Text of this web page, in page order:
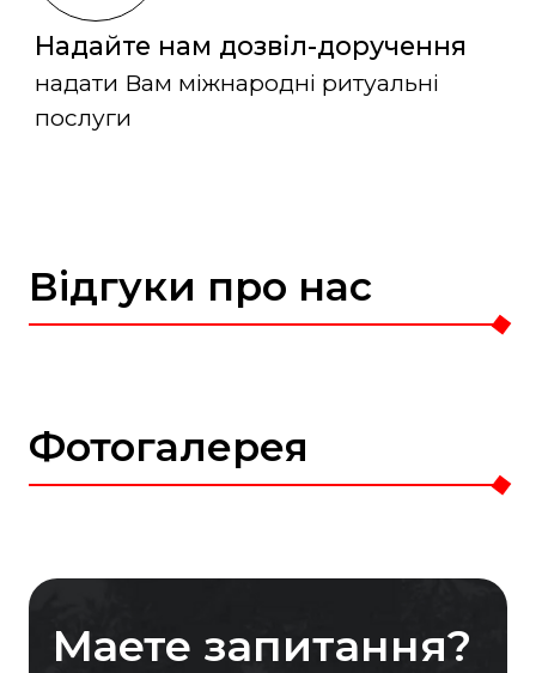
Надайте нам дозвіл-доручення
надати Вам міжнародні ритуальні
послуги
Відгуки про нас
Фотогалерея
Маете запитання?